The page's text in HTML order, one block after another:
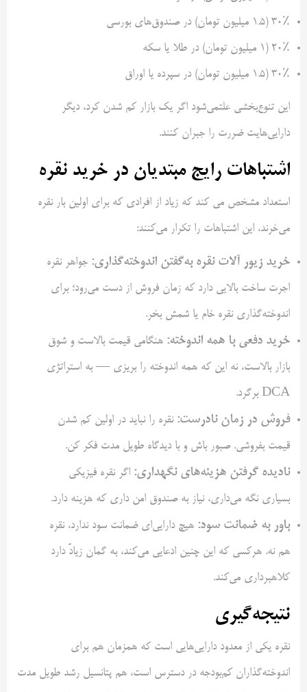
۳۰٪ (۱.۵ میلیون تومان) در صندوق‌های بورسی
۲۰٪ (۱ میلیون تومان) در طلا یا سکه
۳۰٪ (۱.۵ میلیون تومان) در سپرده یا اوراق
این تنوع‌بخشی علتمی‌شود اگر یک بازار کم شدن کرد، دیگر
دارایی‌هایت ضررت را جبران کنند.
اشتباهات رایج مبتدیان در خرید نقره
استعداد مشخص می کند که زیاد از افرادی که برای اولین بار نقره
می‌خرند، این اشتباهات را تکرار می‌کنند:
خرید زیور آلات نقره به‌گفتن اندوخته‌گذاری: جواهر نقره
اجرت ساخت بالایی دارد که زمان فروش از دست می‌رود؛ برای
اندوخته‌گذاری نقره خام یا شمش بخر.
خرید دفعی با همه اندوخته: هنگامی قیمت بالاست و شوق
بازار بالاست، نه این که همه اندوخته را بریزی — به استراتژی
DCA برگرد.
فروش در زمان نادرست: نقره را نباید در اولین کم شدن
قیمت بفروشی. صبور باش و با دیدگاه طویل مدت فکر کن.
نادیده گرفتن هزینه‌های نگهداری: اگر نقره فیزیکی
بسیاری نگه می‌داری، نیاز به صندوق امن داری که هزینه دارد.
باور به ضمانت سود: هیچ دارایی‌ای ضمانت سود ندارد، نقره
هم نه. هرکسی که این چنین ادعایی می‌کند، به گمان زیادً دارد
کلاهبرداری می‌کند.
نتیجه‌گیری
نقره یکی از معدود دارایی‌هایی است که همزمان هم برای
اندوخته‌گذاران کم‌بودجه در دسترس است، هم پتانسیل رشد طویل مدت